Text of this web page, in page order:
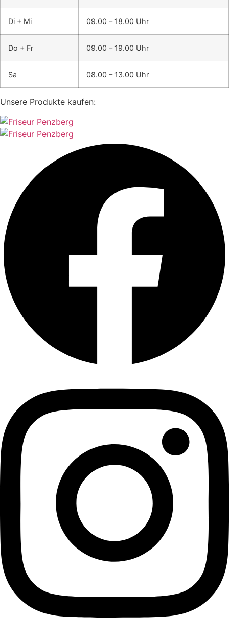
Di + Mi 09.00 – 18.00 Uhr
Do + Fr 09.00 – 19.00 Uhr
Sa 08.00 – 13.00 Uhr
Unsere Produkte kaufen: